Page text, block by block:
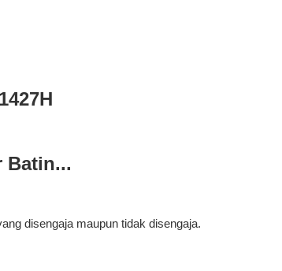
Batin...
disengaja maupun tidak disengaja.